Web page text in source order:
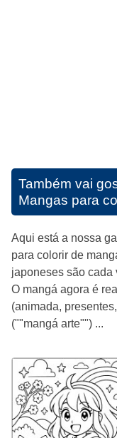
Também vai
Mangas para
Aqui está a nossa
para colorir de
japoneses são cada
O mangá agora é
(animada,
(""mangá arte"") ...